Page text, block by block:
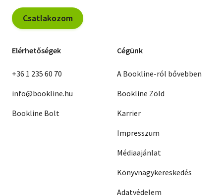
Csatlakozom
Elérhetőségek
+36 1 235 60 70
info@bookline.hu
Bookline Bolt
Cégünk
A Bookline-ról bővebben
Bookline Zöld
Karrier
Impresszum
Médiaajánlat
Könyvnagykereskedés
Adatvédelem